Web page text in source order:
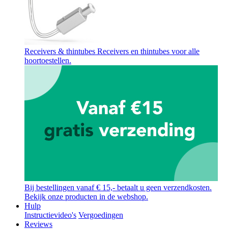
Receivers & thintubes Receivers en thintubes voor alle
hoortoestellen.
Bij bestellingen vanaf € 15,- betaalt u geen verzendkosten.
Bekijk onze producten in de webshop.
Hulp
Instructievideo's Vergoedingen
Reviews